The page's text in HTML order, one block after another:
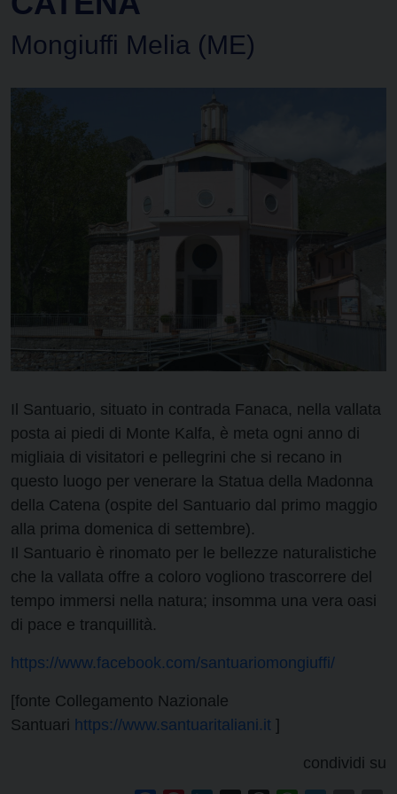
Mongiuffi Melia (ME)
Il Santuario, situato in contrada Fanaca, nella vallata
posta ai piedi di Monte Kalfa, è meta ogni anno di
migliaia di visitatori e pellegrini che si recano in
questo luogo per venerare la Statua della Madonna
della Catena (ospite del Santuario dal primo maggio
alla prima domenica di settembre).
Il Santuario è rinomato per le bellezze naturalistiche
che la vallata offre a coloro vogliono trascorrere del
tempo immersi nella natura; insomma una vera oasi
di pace e tranquillità.
https://www.facebook.com/santuariomongiuffi/
[fonte Collegamento Nazionale
Santuari https://www.santuaritaliani.it ]
condividi su